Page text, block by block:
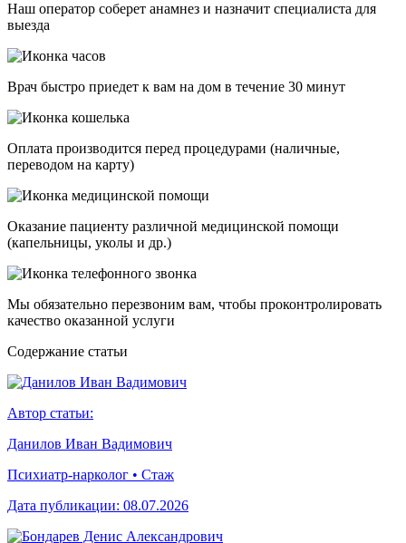
Наш оператор соберет анамнез и назначит специалиста для
выезда
Врач быстро приедет к вам на дом в течение 30 минут
Оплата производится перед процедурами (наличные,
переводом на карту)
Оказание пациенту различной медицинской помощи
(капельницы, уколы и др.)
Мы обязательно перезвоним вам, чтобы проконтролировать
качество оказанной услуги
Cодержание статьи
Автор статьи:
Данилов Иван Вадимович
Психиатр-нарколог • Стаж
Дата публикации: 08.07.2026